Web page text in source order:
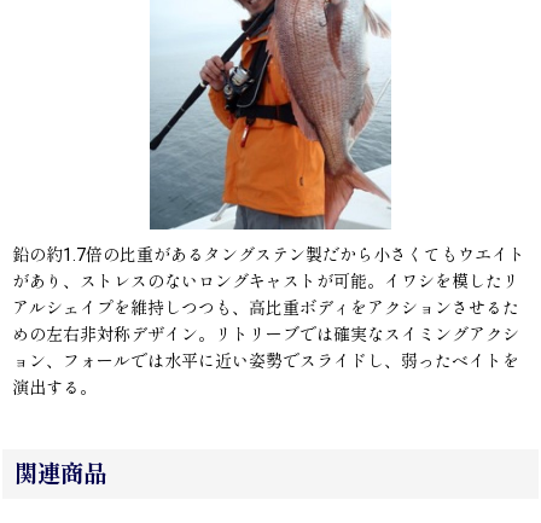
鉛の約1.7倍の比重があるタングステン製だから小さくてもウエイト
があり、ストレスのないロングキャストが可能。イワシを模したリ
アルシェイプを維持しつつも、高比重ボディをアクションさせるた
めの左右非対称デザイン。リトリーブでは確実なスイミングアクシ
ョン、フォールでは水平に近い姿勢でスライドし、弱ったベイトを
演出する。
関連商品